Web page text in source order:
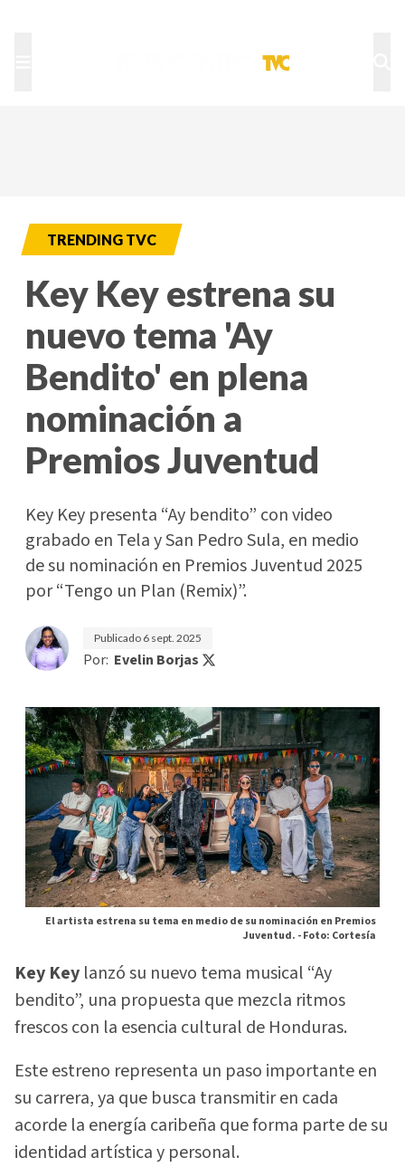
TRENDING TVC
Key Key estrena su
nuevo tema 'Ay
Bendito' en plena
nominación a
Premios Juventud
Key Key presenta “Ay bendito” con video
grabado en Tela y San Pedro Sula, en medio
de su nominación en Premios Juventud 2025
por “Tengo un Plan (Remix)”.
Publicado 6 sept. 2025
Por: Evelin Borjas
El artista estrena su tema en medio de su nominación en Premios
Juventud. -Foto: Cortesía
Key Key lanzó su nuevo tema musical “Ay
bendito”, una propuesta que mezcla ritmos
frescos con la esencia cultural de Honduras.
Este estreno representa un paso importante en
su carrera, ya que busca transmitir en cada
acorde la energía caribeña que forma parte de su
identidad artística y personal.